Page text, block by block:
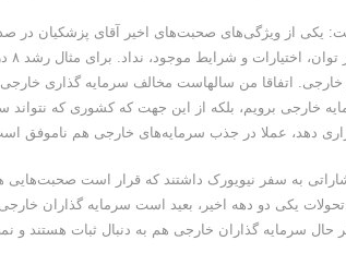
بی‌راه‌حل؛ وقتی دشمنی با پهلوی جای نجات ایران را
السید اسرائیل‌ستیز، خبر خوبی برای
یکی از ویژگی‌های صحبت‌های اخیر آقای پزشکیان در صدا
اتفاقا من سالهاست مخالف سرمایه گذاری خارجی
خارجی برویم، بلکه از این جهت که کشوری که نتواند
دهد، عملا در جذب سرمایه‌های خارجی هم ناموفق
به سفر نیویورک داشتند که قرار است صحبت‌هایی
تحولات یکی دو دهه اخیر، بعید است سرمایه گذاران
حال سرمایه گذاران خارجی هم به دنبال ثبات هستند و